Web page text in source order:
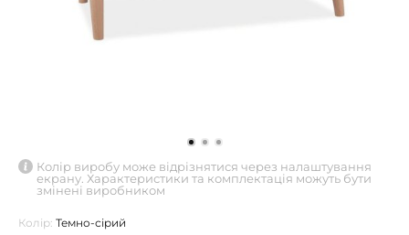
Колір виробу може відрізнятися через налаштування
екрану. Характеристики та комплектація можуть бути
змінені виробником
Колір: Темно-сірий